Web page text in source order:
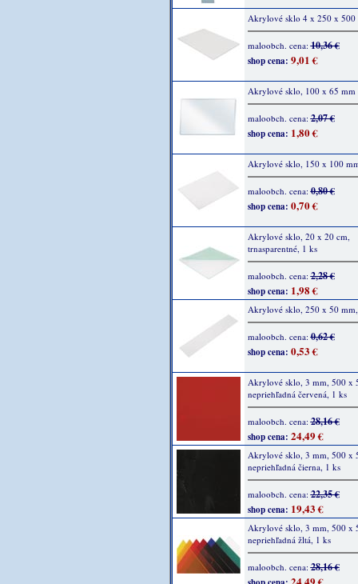
Akrylové sklo 4 x 250 x 500
maloobch. cena:10,36 €
shop cena: 9,01 €
Akrylové sklo, 100 x 65 mm
maloobch. cena:2,07 €
shop cena: 1,80 €
Akrylové sklo, 150 x 100
maloobch. cena:0,80 €
shop cena: 0,70 €
Akrylové sklo, 20 x 20 cm,
trnasparentné, 1 ks
maloobch. cena:2,28 €
shop cena: 1,98 €
Akrylové sklo, 250 x 50
maloobch. cena:0,62 €
shop cena: 0,53 €
Akrylové sklo, 3 mm, 500 x
nepriehľadná červená, 1 ks
maloobch. cena:28,16 €
shop cena: 24,49 €
Akrylové sklo, 3 mm, 500 x
nepriehľadná čierna, 1 ks
maloobch. cena:22,35 €
shop cena: 19,43 €
Akrylové sklo, 3 mm, 500 x
nepriehľadná žltá, 1 ks
maloobch. cena:28,16 €